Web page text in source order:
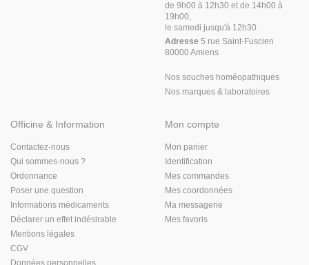
de 9h00 à 12h30 et de 14h00 à
19h00,
le samedi jusqu'à 12h30
Adresse 5 rue Saint-Fuscien
80000 Amiens
Nos souches homéopathiques
Nos marques & laboratoires
Officine & Information
Contactez-nous
Qui sommes-nous ?
Ordonnance
Poser une question
Informations médicaments
Déclarer un effet indésirable
Mentions légales
CGV
Données personnelles
Mon compte
Mon panier
Identification
Mes commandes
Mes coordonnées
Ma messagerie
Mes favoris